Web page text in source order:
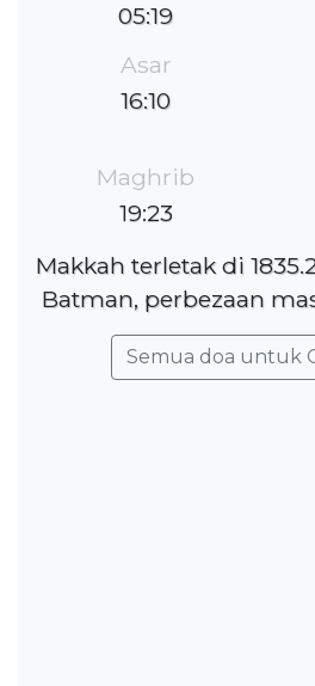
05:19
Asar
16:10
Maghrib
19:23
Makkah terletak di
Batman, perbezaan
Semua doa untuk